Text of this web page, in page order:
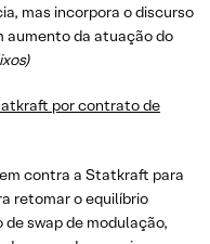
mas incorpora o discurso
aumento da atuação do
por contrato de
contra a Statkraft para
retomar o equilíbrio
swap de modulação,